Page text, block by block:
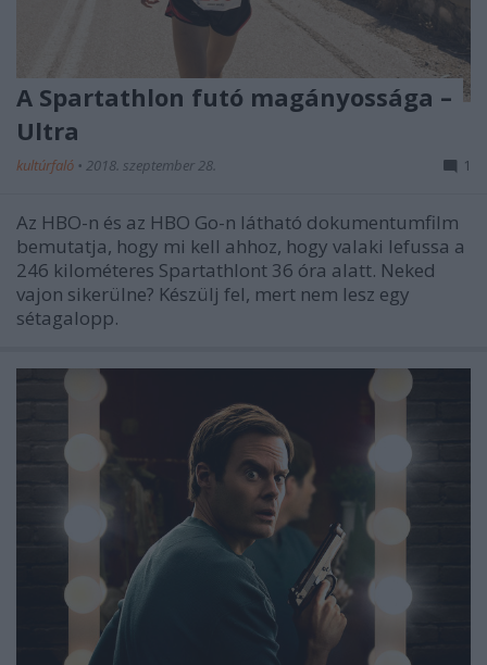
A Spartathlon futó magányossága –
Ultra
kultúrfaló • 2018. szeptember 28. 1
Az HBO-n és az HBO Go-n látható dokumentumfilm
bemutatja, hogy mi kell ahhoz, hogy valaki lefussa a
246 kilométeres Spartathlont 36 óra alatt. Neked
vajon sikerülne? Készülj fel, mert nem lesz egy
sétagalopp.